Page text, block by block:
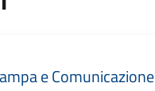
e Comunicazione